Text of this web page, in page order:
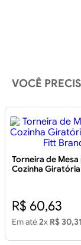
VOCÊ
Torneira de Mesa
Cozinha Giratória
R$ 60,63
Em até2x R$ 30,31